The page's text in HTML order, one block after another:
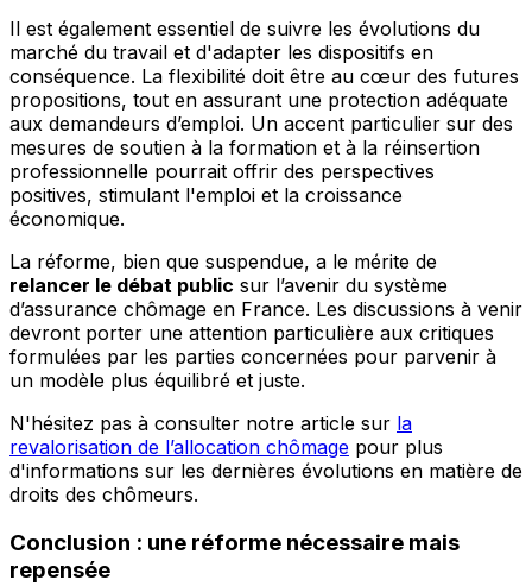
Il est également essentiel de suivre les évolutions du
marché du travail et d'adapter les dispositifs en
conséquence. La flexibilité doit être au cœur des futures
propositions, tout en assurant une protection adéquate
aux demandeurs d’emploi. Un accent particulier sur des
mesures de soutien à la formation et à la réinsertion
professionnelle pourrait offrir des perspectives
positives, stimulant l'emploi et la croissance
économique.
La réforme, bien que suspendue, a le mérite de
relancer le débat public sur l’avenir du système
d’assurance chômage en France. Les discussions à venir
devront porter une attention particulière aux critiques
formulées par les parties concernées pour parvenir à
un modèle plus équilibré et juste.
N'hésitez pas à consulter notre article sur la
revalorisation de l’allocation chômage pour plus
d'informations sur les dernières évolutions en matière de
droits des chômeurs.
Conclusion : une réforme nécessaire mais
repensée